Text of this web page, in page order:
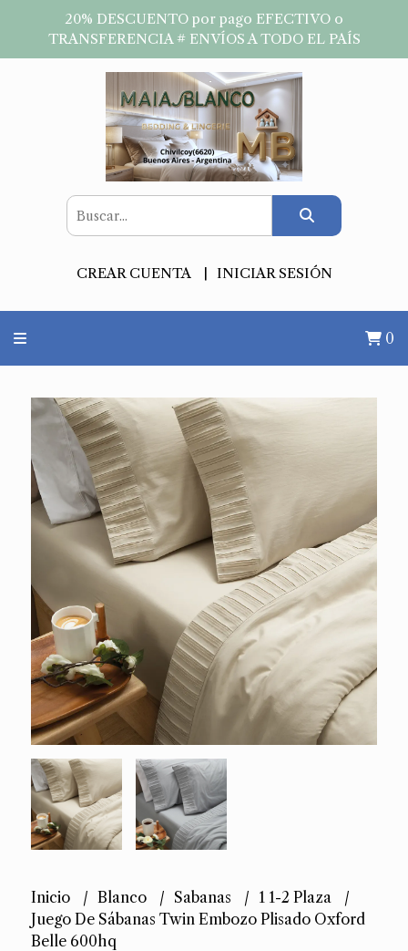
20% DESCUENTO por pago EFECTIVO o
TRANSFERENCIA # ENVÍOS A TODO EL PAÍS
CREAR CUENTA INICIAR SESIÓN
0
Inicio Blanco Sabanas
1 1-2 Plaza
Juego De Sábanas Twin Embozo Plisado Oxford
Belle 600hq